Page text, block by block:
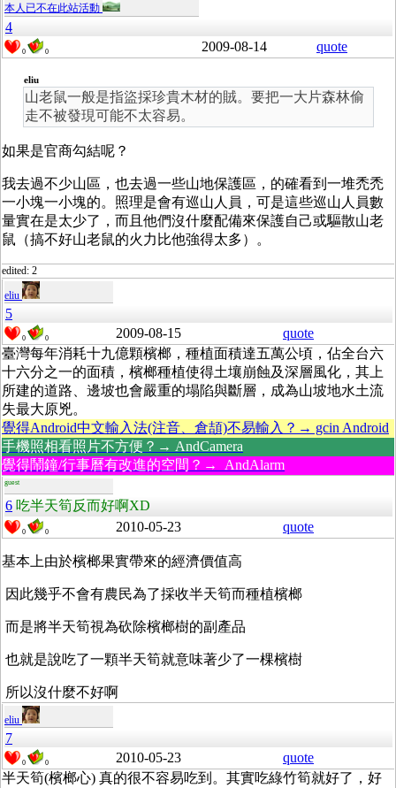
本人已不在此站活動
4
0 0 2009-08-14 quote
eliu
山老鼠一般是指盜採珍貴木材的賊。要把一大片森林偷
走不被發現可能不太容易。
如果是官商勾結呢？
我去過不少山區，也去過一些山地保護區，的確看到一堆禿禿
一小塊一小塊的。照理是會有巡山人員，可是這些巡山人員數
量實在是太少了，而且他們沒什麼配備來保護自己或驅散山老
鼠（搞不好山老鼠的火力比他強得太多）。
edited: 2
eliu
5
0 0 2009-08-15
quote
臺灣每年消耗十九億顆檳榔，種植面積達五萬公頃，佔全台六
十六分之一的面積，檳榔種植使得土壤崩蝕及深層風化，其上
所建的道路、邊坡也會嚴重的塌陷與斷層，成為山坡地水土流
失最大原兇。
覺得Android中文輸入法(注音、倉頡)不易輸入？→ gcin Android
手機照相看照片不方便？→ AndCamera
覺得鬧鐘/行事曆有改進的空間？→ AndAlarm
guest
6 吃半天筍反而好啊XD
0 0 2010-05-23 quote
基本上由於檳榔果實帶來的經濟價值高
因此幾乎不會有農民為了採收半天筍而種植檳榔
而是將半天筍視為砍除檳榔樹的副產品
也就是說吃了一顆半天筍就意味著少了一棵檳樹
所以沒什麼不好啊
eliu
7
0 0 2010-05-23
quote
半天筍(檳榔心) 真的很不容易吃到。其實吃綠竹筍就好了，好